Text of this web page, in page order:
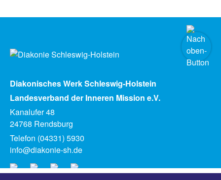
Diakonisches Werk Schleswig-Holstein
Landesverband der Inneren Mission e.V.
Kanalufer 48
24768 Rendsburg
Telefon (04331) 5930
info@diakonie-sh.de